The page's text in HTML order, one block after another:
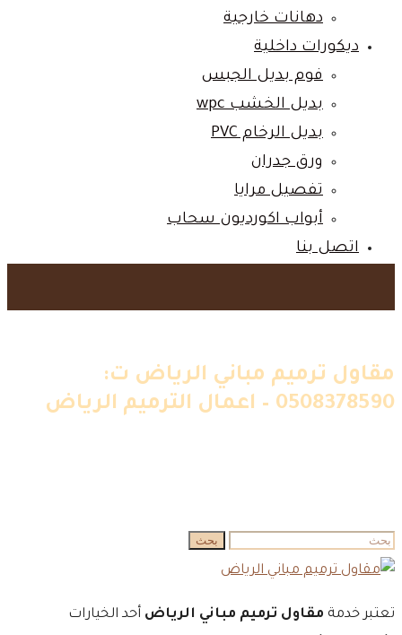
دهانات خارجية‎
ديكورات داخلية‎
فوم بديل الجبس‎
بديل الخشب wpc‎
بديل الرخام PVC‎
ورق جدران‎
تفصيل مرايا‎
أبواب اكورديون سحاب‎
اتصل بنا‎
مقاول ترميم مباني الرياض ت:
0508378590 – اعمال الترميم الرياض
البحث
عن:
بحث
تعتبر خدمة مقاول ترميم مباني الرياض أحد الخيارات